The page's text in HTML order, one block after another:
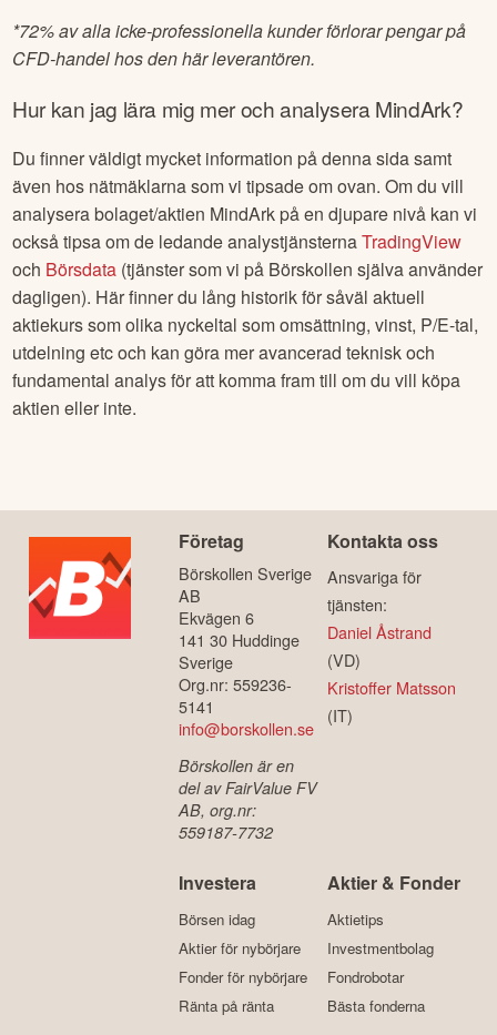
*72% av alla icke-professionella kunder förlorar pengar på
CFD-handel hos den här leverantören.
Hur kan jag lära mig mer och analyseraMindArk?
Du finner väldigt mycket information på denna sida samt
även hos nätmäklarna som vi tipsade om ovan. Om du vill
analysera bolaget/aktien MindArk på en djupare nivå kan vi
också tipsa om de ledande analystjänsternaTradingView
och Börsdata (tjänster som vi på Börskollen själva använder
dagligen). Här finner du lång historik för såväl aktuell
aktiekurs som olika nyckeltal som omsättning, vinst, P/E-tal,
utdelning etc och kan göra mer avancerad teknisk och
fundamental analys för att komma fram till om du vill köpa
aktien eller inte.
Företag
Börskollen Sverige
AB
Ekvägen 6
141 30 Huddinge
Sverige
Org.nr: 559236-
5141
info@borskollen.se
Börskollen är en
del av FairValue FV
AB, org.nr:
559187-7732
Kontakta oss
Ansvariga för
tjänsten:
Daniel Åstrand
(VD)
Kristoffer Matsson
(IT)
Investera
Börsen idag
Aktier för nybörjare
Fonder för nybörjare
Ränta på ränta
Aktier & Fonder
Aktietips
Investmentbolag
Fondrobotar
Bästa fonderna